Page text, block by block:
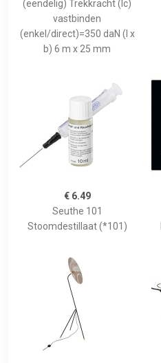
(eendelig) Trekkracht (lc)
vastbinden
(enkel/direct)=350 daN (l x
b) 6 m x 25 mm
€ 6.49
Seuthe 101
Stoomdestillaat (*101)